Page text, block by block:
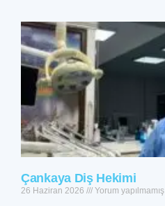
Çankaya Diş Hekimi
26 Haziran 2026 Yorum yapılmamış